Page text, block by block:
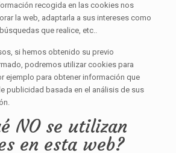
recogida en las cookies nos
la web, adaptarla a sus intereses como
que realice, etc..
si hemos obtenido su previo
podremos utilizar cookies para
ejemplo para obtener información que
publicidad basada en el análisis de sus
NO se utilizan
en esta web?